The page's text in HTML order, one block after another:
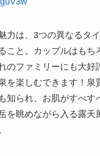
力は、3つの異なるタ
こと。カップルはもち
のファミリーにも大好
を楽しむできます！泉
知られ、お肌がすべす
を眺めながら入る露天